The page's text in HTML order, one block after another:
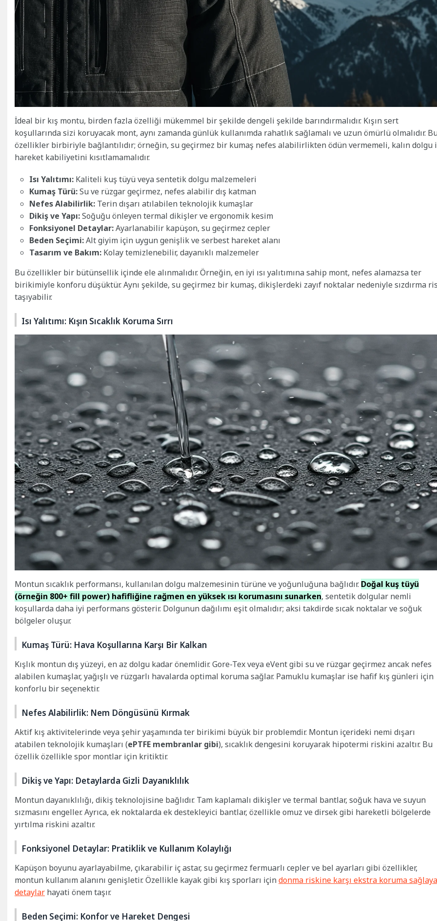
İdeal bir kış montu, birden fazla özelliği mükemmel bir şekilde dengeli şekilde barındırmalıdır. Kışın sert
koşullarında sizi koruyacak mont, aynı zamanda günlük kullanımda rahatlık sağlamalı ve uzun ömürlü olmalıdır.
özellikler birbiriyle bağlantılıdır; örneğin, su geçirmez bir kumaş nefes alabilirlikten ödün vermemeli, kalın dolgu
hareket kabiliyetini kısıtlamamalıdır.
Isı Yalıtımı: Kaliteli kuş tüyü veya sentetik dolgu malzemeleri
Kumaş Türü:Su ve rüzgar geçirmez, nefes alabilir dış katman
Nefes Alabilirlik: Terin dışarı atılabilen teknolojik kumaşlar
Dikiş ve Yapı:Soğuğu önleyen termal dikişler ve ergonomik kesim
Fonksiyonel Detaylar:Ayarlanabilir kapüşon, su geçirmez cepler
Beden Seçimi:Alt giyim için uygun genişlik ve serbest hareket alanı
Tasarım ve Bakım: Kolay temizlenebilir, dayanıklı malzemeler
Bu özellikler bir bütünsellik içinde ele alınmalıdır. Örneğin, en iyi ısı yalıtımına sahip mont, nefes alamazsa ter
birikimiyle konforu düşüktür. Aynı şekilde, su geçirmez bir kumaş, dikişlerdeki zayıf noktalar nedeniyle sızdırma
taşıyabilir.
Isı Yalıtımı: Kışın Sıcaklık Koruma Sırrı
Montun sıcaklık performansı, kullanılan dolgu malzemesinin türüne ve yoğunluğuna bağlıdır. Doğal kuş tüyü
(örneğin 800+ fill power) hafifliğine rağmen en yüksek ısı korumasını sunarken, sentetik dolgular nemli
koşullarda daha iyi performans gösterir. Dolgunun dağılımı eşit olmalıdır; aksi takdirde sıcak noktalar ve soğuk
bölgeler oluşur.
Kumaş Türü: Hava Koşullarına Karşı Bir Kalkan
Kışlık montun dış yüzeyi, en az dolgu kadar önemlidir. Gore-Tex veya eVent gibi su ve rüzgar geçirmez ancak nefes
alabilen kumaşlar, yağışlı ve rüzgarlı havalarda optimal koruma sağlar. Pamuklu kumaşlar ise hafif kış günleri için
konforlu bir seçenektir.
Nefes Alabilirlik: Nem Döngüsünü Kırmak
Aktif kış aktivitelerinde veya şehir yaşamında ter birikimi büyük bir problemdir. Montun içerideki nemi dışarı
atabilen teknolojik kumaşları (ePTFE membranlar gibi), sıcaklık dengesini koruyarak hipotermi riskini azaltır. Bu
özellik özellikle spor montlar için kritiktir.
Dikiş ve Yapı: Detaylarda Gizli Dayanıklılık
Montun dayanıklılığı, dikiş teknolojisine bağlıdır. Tam kaplamalı dikişler ve termal bantlar, soğuk hava ve suyun
sızmasını engeller. Ayrıca, ek noktalarda ek destekleyici bantlar, özellikle omuz ve dirsek gibi hareketli bölgelerde
yırtılma riskini azaltır.
Fonksiyonel Detaylar: Pratiklik ve Kullanım Kolaylığı
Kapüşon boyunu ayarlayabilme, çıkarabilir iç astar, su geçirmez fermuarlı cepler ve bel ayarları gibi özellikler,
montun kullanım alanını genişletir. Özellikle kayak gibi kış sporları içindonma riskine karşı ekstra koruma
detaylar hayati önem taşır.
Beden Seçimi: Konfor ve Hareket Dengesi